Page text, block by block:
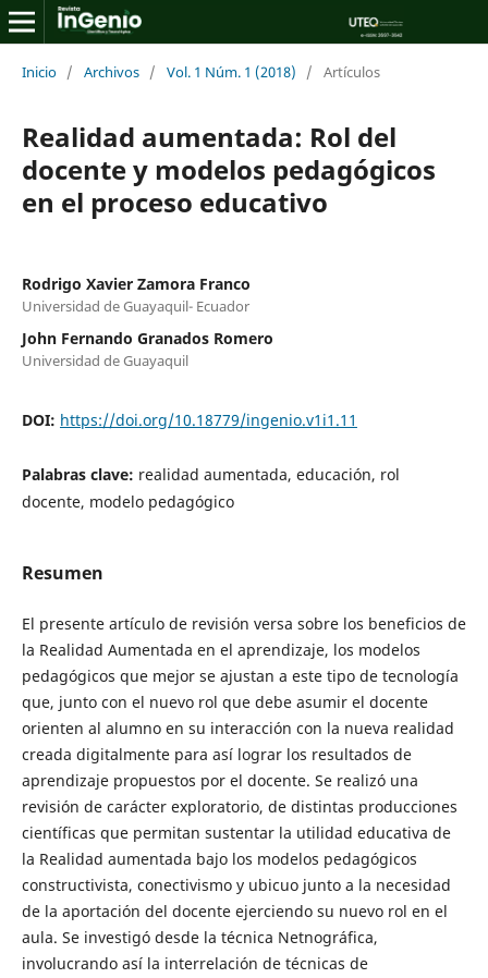
Inicio / Archivos / Vol. 1 Núm. 1 (2018) / Artículos
Realidad aumentada: Rol del
docente y modelos pedagógicos
en el proceso educativo
Rodrigo Xavier Zamora Franco
Universidad de Guayaquil- Ecuador
John Fernando Granados Romero
Universidad de Guayaquil
DOI: https://doi.org/10.18779/ingenio.v1i1.11
Palabras clave: realidad aumentada, educación, rol
docente, modelo pedagógico
Resumen
El presente artículo de revisión versa sobre los beneficios de
la Realidad Aumentada en el aprendizaje, los modelos
pedagógicos que mejor se ajustan a este tipo de tecnología
que, junto con el nuevo rol que debe asumir el docente
orienten al alumno en su interacción con la nueva realidad
creada digitalmente para así lograr los resultados de
aprendizaje propuestos por el docente. Se realizó una
revisión de carácter exploratorio, de distintas producciones
científicas que permitan sustentar la utilidad educativa de
la Realidad aumentada bajo los modelos pedagógicos
constructivista, conectivismo y ubicuo junto a la necesidad
de la aportación del docente ejerciendo su nuevo rol en el
aula. Se investigó desde la técnica Netnográfica,
involucrando así la interrelación de técnicas de